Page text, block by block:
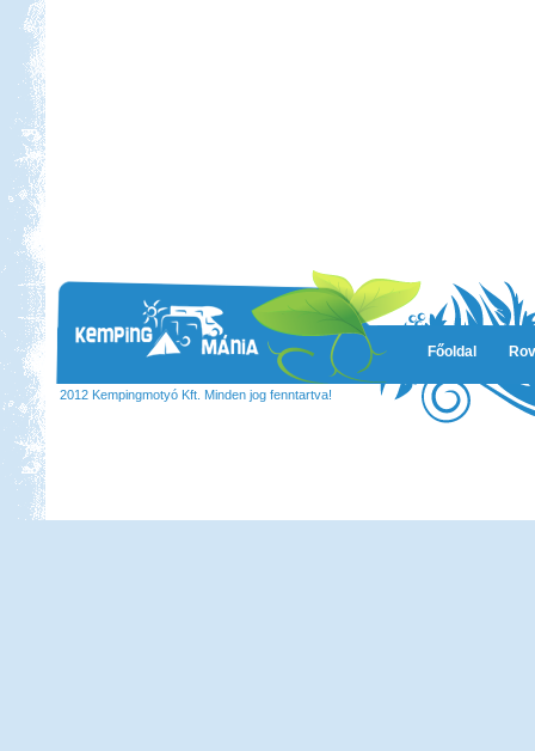
Főoldal
2012 Kempingmotyó Kft. Minden jog fenntartva!